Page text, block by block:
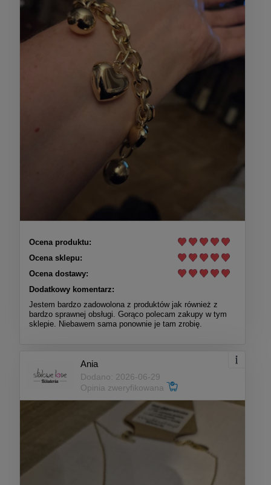
Ocena produktu:
Ocena sklepu:
Ocena dostawy:
Dodatkowy komentarz:
Jestem bardzo zadowolona z produktów jak również z
bardzo sprawnej obsługi. Gorąco polecam zakupy w tym
sklepie. Niebawem sama ponownie je tam zrobię.
Ania
Dodano: 2026-06-29
Opinia zweryfikowana